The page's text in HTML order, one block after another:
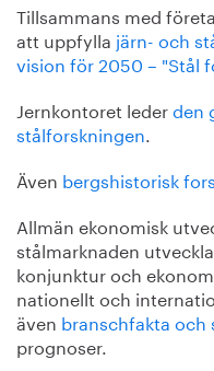
Tillsammans med
att uppfylla järn- och
vision för 2050 – "Stål
Jernkontoret lederden
stålforskningen.
Även bergshistorisk
Allmän ekonomisk
stålmarknaden
konjunktur och
nationellt och
även branschfakta och
prognoser.